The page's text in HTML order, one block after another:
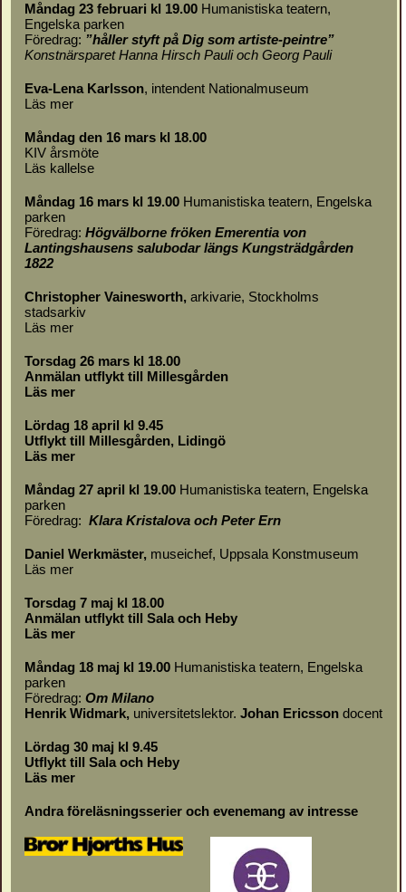
Måndag 23 februari kl 19.00 Humanistiska teatern,
Engelska parken
Föredrag: ”håller styft på Dig som artiste-peintre”
Konstnärsparet Hanna Hirsch Pauli och Georg Pauli
Eva-Lena Karlsson, intendent Nationalmuseum
Läs mer
Måndag den 16 mars kl 18.00
KIV årsmöte
Läs kallelse
Måndag 16 mars kl 19.00 Humanistiska teatern, Engelska
parken
Föredrag: Högvälborne fröken Emerentia von
Lantingshausens salubodar längs Kungsträdgården
1822
Christopher Vainesworth, arkivarie, Stockholms
stadsarkiv
Läs mer
Torsdag 26 mars kl 18.00
Anmälan utflykt till Millesgården
Läs mer
Lördag 18 april kl 9.45
Utflykt till Millesgården, Lidingö
Läs mer
Måndag 27 april kl 19.00 Humanistiska teatern, Engelska
parken
Föredrag: Klara Kristalova och Peter Ern
Daniel Werkmäster, museichef, Uppsala Konstmuseum
Läs mer
Torsdag 7 maj kl 18.00
Anmälan utflykt till Sala och Heby
Läs mer
Måndag 18 maj kl 19.00 Humanistiska teatern, Engelska
parken
Föredrag: Om Milano
Henrik Widmark, universitetslektor. Johan Ericsson docent
Lördag 30 maj kl 9.45
Utflykt till Sala och Heby
Läs mer
Andra föreläsningsserier och evenemang av intresse